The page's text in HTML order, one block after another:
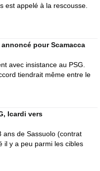
est appelé à la rescousse.
pour Scamacca
avec insistance au PSG.
tiendrait même entre le
Icardi vers
ans de Sassuolo (contrat
il y a peu parmi les cibles